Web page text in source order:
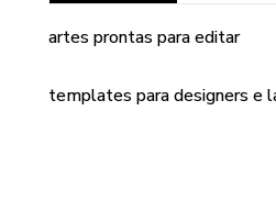
artes prontas para editar
templates para designers e